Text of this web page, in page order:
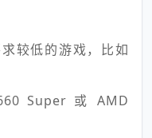
较低的游戏，比如
Super 或 AMD